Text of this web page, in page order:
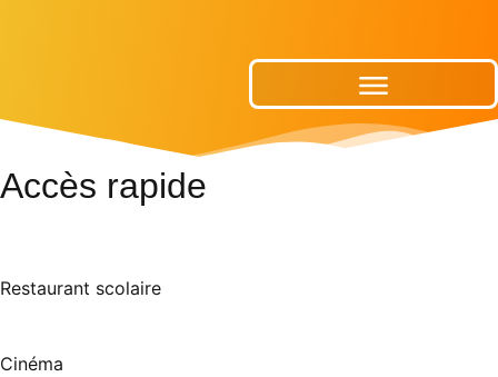
Accès rapide
Restaurant scolaire
Cinéma